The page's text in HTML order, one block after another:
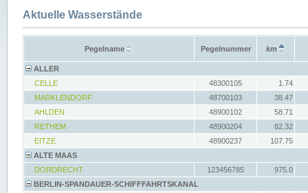
Aktuelle Wasserstände
Pegelname Pegelnummer km
ALLER
CELLE
48300105
1.74
MARKLENDORF
48700103
38.47
AHLDEN
48900102
58.71
RETHEM
48900204
82.32
EITZE
48900237
107.75
ALTE MAAS
DORDRECHT
123456785
975.0
BERLIN-SPANDAUER-SCHIFFFAHRTSKANAL